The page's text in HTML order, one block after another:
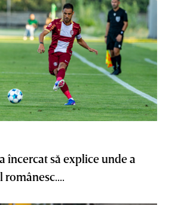
încercat să explice unde a